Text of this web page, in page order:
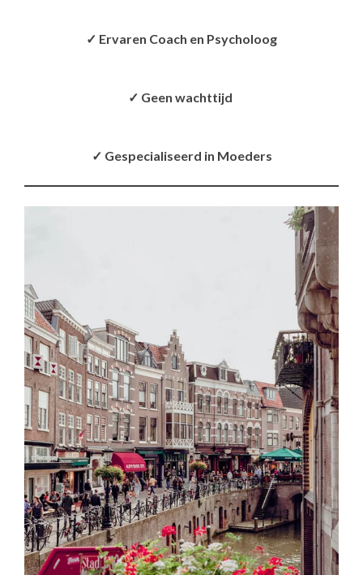
✓ Ervaren Coach en Psycholoog
✓ Geen wachttijd
✓ Gespecialiseerd in Moeders